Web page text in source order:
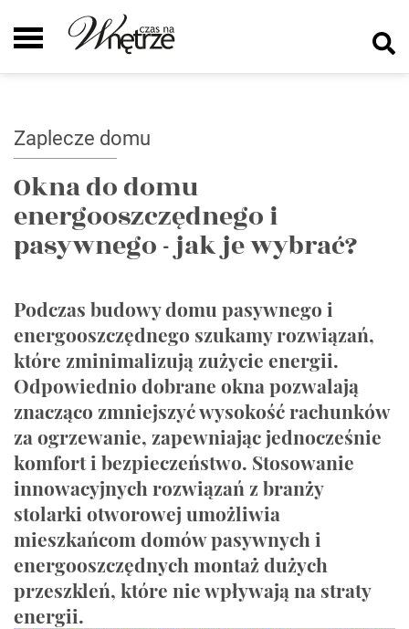
Zaplecze domu
Okna do domu
energooszczędnego i
pasywnego - jak je wybrać?
Podczas budowy domu pasywnego i
energooszczędnego szukamy rozwiązań,
które zminimalizują zużycie energii.
Odpowiednio dobrane okna pozwalają
znacząco zmniejszyć wysokość rachunków
za ogrzewanie, zapewniając jednocześnie
komfort i bezpieczeństwo. Stosowanie
innowacyjnych rozwiązań z branży
stolarki otworowej umożliwia
mieszkańcom domów pasywnych i
energooszczędnych montaż dużych
przeszkleń, które nie wpływają na straty
energii.